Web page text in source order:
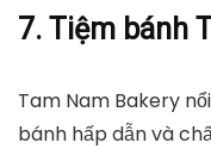
7. Tiệm bánh
Tam Nam Bakery
bánh hấp dẫn và